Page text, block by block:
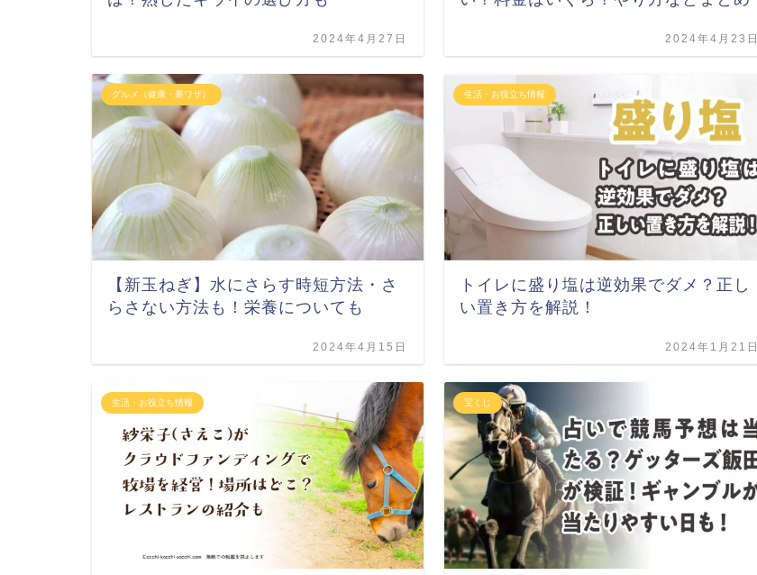
2024年4月27日 2024年4月23日
グルメ（健康・裏ワザ）
【新玉ねぎ】水にさらす時短方法・さ
らさない方法も！栄養についても
2024年4月15日
生活・お役立ち情報
トイレに盛り塩は逆効果でダメ？正し
い置き方を解説！
2024年1月21日
生活・お役立ち情報 宝くじ